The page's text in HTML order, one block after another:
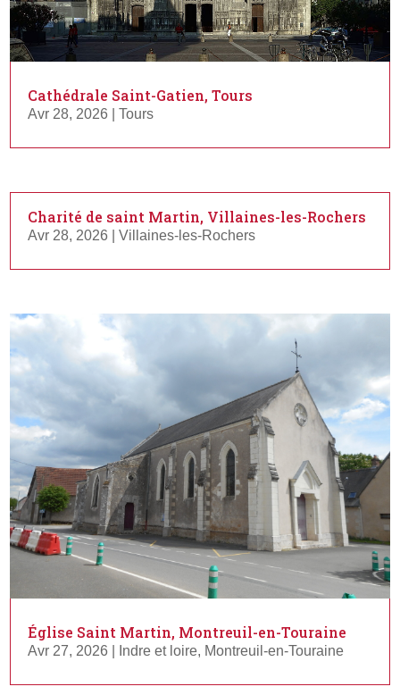
Cathédrale Saint-Gatien, Tours
Avr 28, 2026 |Tours
Charité de saint Martin, Villaines-les-Rochers
Avr 28, 2026 |Villaines-les-Rochers
Église Saint Martin, Montreuil-en-Touraine
Avr 27, 2026 Indre et loire, Montreuil-en-Touraine